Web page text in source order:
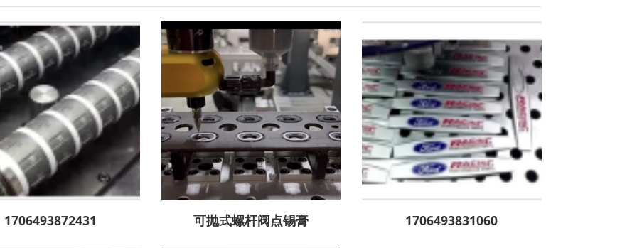
1706493872431 可抛式螺杆阀点锡膏 1706493831060